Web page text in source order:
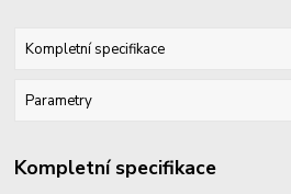
Kompletní specifikace
Parametry
Kompletní specifikace